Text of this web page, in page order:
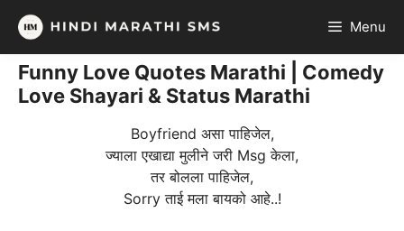
Skip
content
Menu
Funny Love Quotes Marathi | Comedy
Love Shayari & Status Marathi
Boyfriend असा पाहिजेल,
ज्याला एखाद्या मुलीने जरी Msg केला,
तर बोलला पाहिजेल,
Sorry ताई मला बायको आहे..!